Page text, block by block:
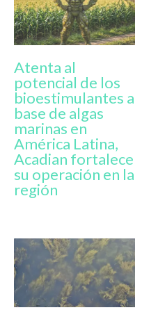
Atenta al
potencial de los
bioestimulantes a
base de algas
marinas en
América Latina,
Acadian fortalece
su operación en la
región